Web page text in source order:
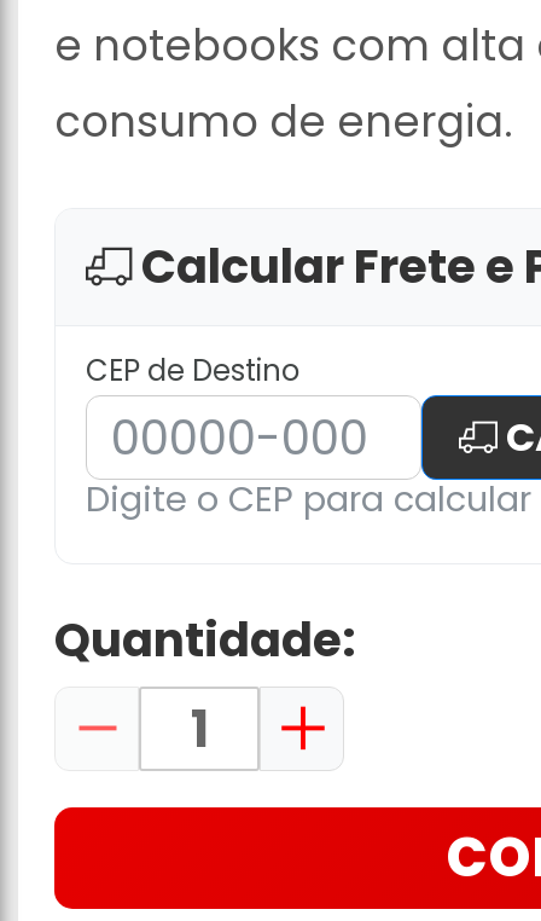
e notebooks com
consumo de energia.
Calcular Frete e
CEP de Destino
Digite o CEP para
Quantidade: